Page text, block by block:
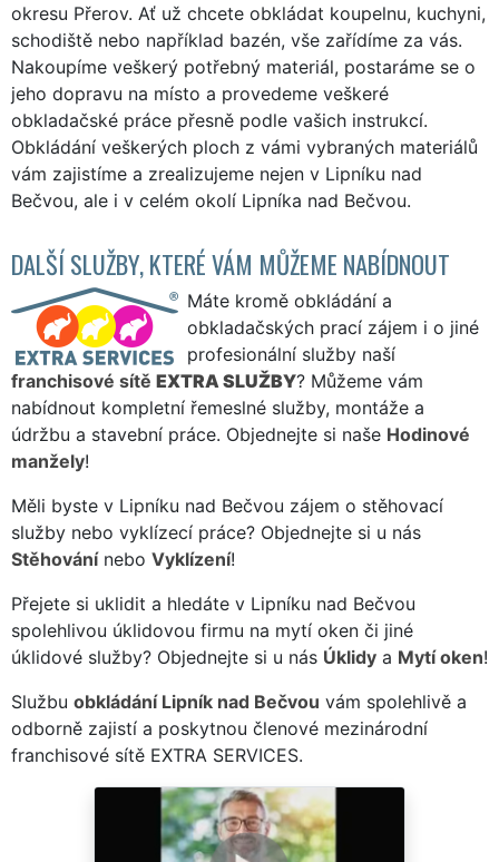
okresu Přerov. Ať už chcete obkládat koupelnu, kuchyni,
schodiště nebo například bazén, vše zařídíme za vás.
Nakoupíme veškerý potřebný materiál, postaráme se o
jeho dopravu na místo a provedeme veškeré
obkladačské práce přesně podle vašich instrukcí.
Obkládání veškerých ploch z vámi vybraných materiálů
vám zajistíme a zrealizujeme nejen v Lipníku nad
Bečvou, ale i v celém okolí Lipníka nad Bečvou.
DALŠÍ SLUŽBY, KTERÉ VÁM MŮŽEME NABÍDNOUT
Máte kromě obkládání a
obkladačských prací zájem i o jiné
profesionální služby naší
franchisové sítě EXTRA SLUŽBY? Můžeme vám
nabídnout kompletní řemeslné služby, montáže a
údržbu a stavební práce. Objednejte si naše Hodinové
manžely!
Měli byste v Lipníku nad Bečvou zájem o stěhovací
služby nebo vyklízecí práce? Objednejte si u nás
Stěhovánínebo Vyklízení!
Přejete si uklidit a hledáte v Lipníku nad Bečvou
spolehlivou úklidovou firmu na mytí oken či jiné
úklidové služby? Objednejte si u nás Úklidy a Mytí oken!
Službu obkládání Lipník nad Bečvou vám spolehlivě a
odborně zajistí a poskytnou členové mezinárodní
franchisové sítě EXTRA SERVICES.